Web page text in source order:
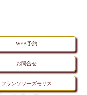
WEB予約
お問合せ
フランソワーズモリス